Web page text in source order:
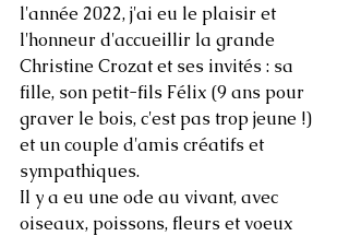
l'année 2022, j'ai eu le plaisir et
l'honneur d'accueillir la grande
Christine Crozat et ses invités : sa
fille, son petit-fils Félix (9 ans pour
graver le bois, c'est pas trop jeune !)
et un couple d'amis créatifs et
sympathiques.
Il y a eu une ode au vivant, avec
oiseaux, poissons, fleurs et voeux